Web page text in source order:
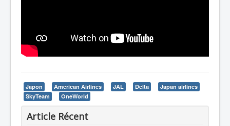
Japon American Airlines JAL Delta
Japan airlines
SkyTeam
OneWorld
Article Récent